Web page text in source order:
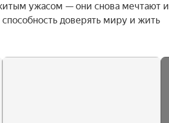
ужасом — они снова мечтают и
доверять миру и жить